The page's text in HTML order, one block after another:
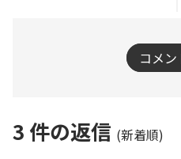
コメン
3 件の返信 (新着順)